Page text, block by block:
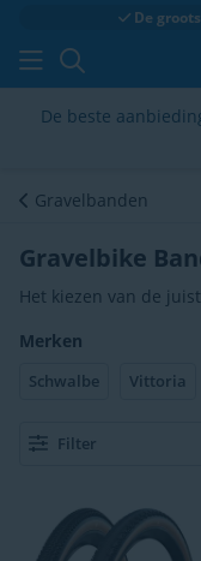
De beste
Gravelbanden
Gravelbike
Het kiezen van de
je ritten op de weg of
pagina hebben onze
achterwielprofiel te
ga je altijd met het
ongeacht de
weersomstandigheden.
Merken
Schwalbe Vittoria
Filter